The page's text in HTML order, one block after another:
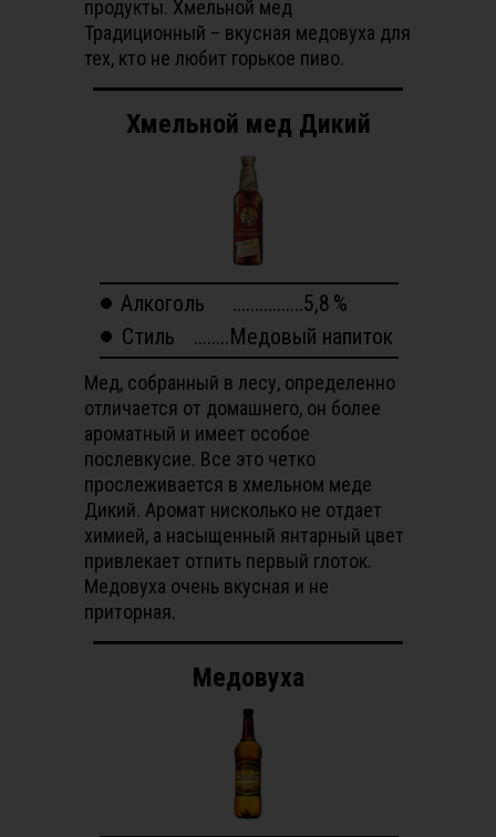
продукты. Хмельной мед
Традиционный – вкусная медовуха для
тех, кто не любит горькое пиво.
Стиль ........Медовый напиток
Хмельной мед Дикий
Алкоголь
Мед, собранный в лесу, определенно
отличается от домашнего, он более
ароматный и имеет особое
послевкусие. Все это четко
прослеживается в хмельном меде
Дикий. Аромат нисколько не отдает
химией, а насыщенный янтарный цвет
привлекает отпить первый глоток.
Медовуха очень вкусная и не
приторная.
%
................5,8
Медовуха